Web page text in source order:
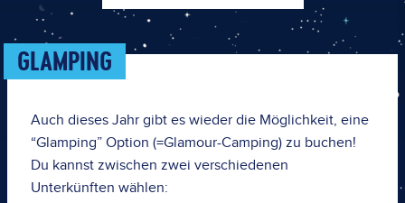
GLAMPING
Auch dieses Jahr gibt es wieder die Möglichkeit, eine
“Glamping” Option (=Glamour-Camping) zu buchen!
Du kannst zwischen zwei verschiedenen
Unterkünften wählen: